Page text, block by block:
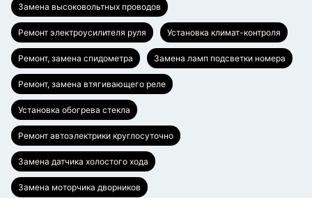
Замена высоковольтных проводов
Ремонт электроусилителя руля Установка климат-контроля
Ремонт, замена спидометра Замена ламп подсветки номера
Ремонт, замена втягивающего реле
Установка обогрева стекла
Ремонт автоэлектрики круглосуточно
Замена датчика холостого хода
Замена моторчика дворников